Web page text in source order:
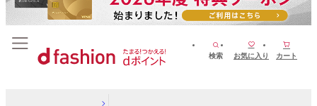
検索 お気に入り カート